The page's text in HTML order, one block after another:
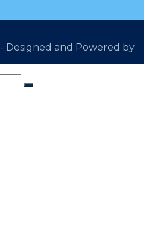
- Designed and Powered by